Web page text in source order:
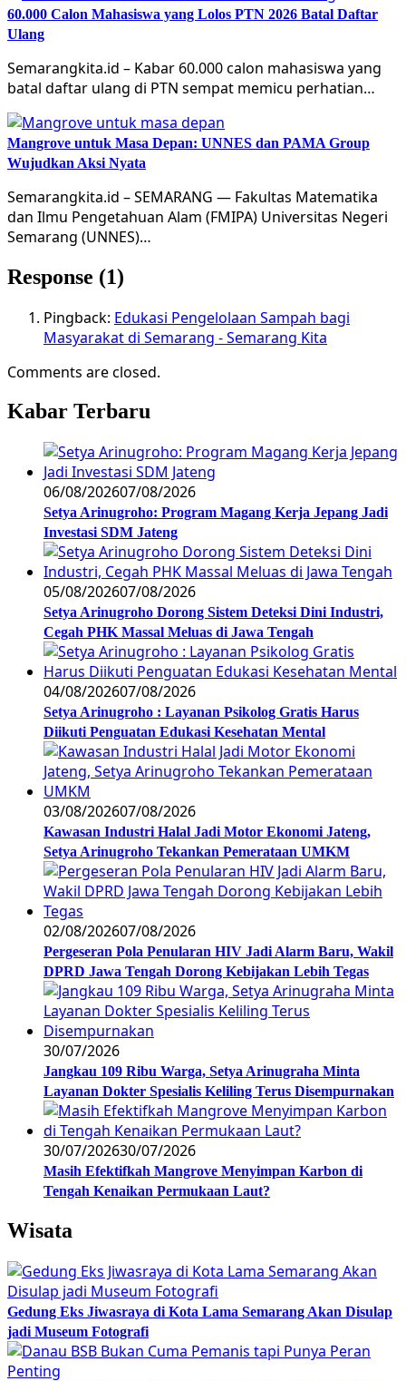
60.000 Calon Mahasiswa yang Lolos PTN 2026 Batal Daftar
Ulang
Semarangkita.id – Kabar 60.000 calon mahasiswa yang
batal daftar ulang di PTN sempat memicu perhatian…
Mangrove untuk Masa Depan: UNNES dan PAMA Group
Wujudkan Aksi Nyata
Semarangkita.id – SEMARANG — Fakultas Matematika
dan Ilmu Pengetahuan Alam (FMIPA) Universitas Negeri
Semarang (UNNES)…
Response (1)
Pingback: Edukasi Pengelolaan Sampah bagi
Masyarakat di Semarang - Semarang Kita
Comments are closed.
Kabar Terbaru
06/08/202607/08/2026
Setya Arinugroho: Program Magang Kerja Jepang Jadi
Investasi SDM Jateng
05/08/202607/08/2026
Setya Arinugroho Dorong Sistem Deteksi Dini Industri,
Cegah PHK Massal Meluas di Jawa Tengah
04/08/202607/08/2026
Setya Arinugroho : Layanan Psikolog Gratis Harus
Diikuti Penguatan Edukasi Kesehatan Mental
03/08/202607/08/2026
Kawasan Industri Halal Jadi Motor Ekonomi Jateng,
Setya Arinugroho Tekankan Pemerataan UMKM
02/08/202607/08/2026
Pergeseran Pola Penularan HIV Jadi Alarm Baru, Wakil
DPRD Jawa Tengah Dorong Kebijakan Lebih Tegas
30/07/2026
Jangkau 109 Ribu Warga, Setya Arinugraha Minta
Layanan Dokter Spesialis Keliling Terus Disempurnakan
30/07/202630/07/2026
Masih Efektifkah Mangrove Menyimpan Karbon di
Tengah Kenaikan Permukaan Laut?
Wisata
Gedung Eks Jiwasraya di Kota Lama Semarang Akan Disulap
jadi Museum Fotografi